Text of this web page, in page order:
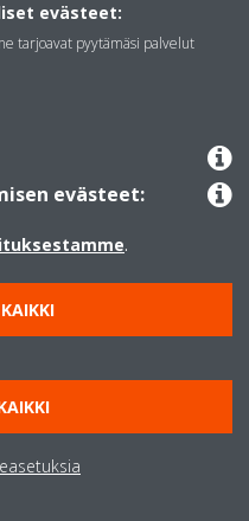
Daikin
evästeet:
tarjoavat pyytämäsi palvelut
evästeet:
.